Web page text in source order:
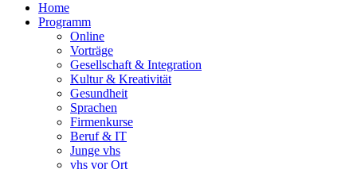
Home
Programm
Online
Vorträge
Gesellschaft & Integration
Kultur & Kreativität
Gesundheit
Sprachen
Firmenkurse
Beruf & IT
Junge vhs
vhs vor Ort